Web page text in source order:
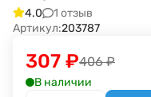
4.0
1 отзыв
Артикул:203787
406 ₽
307 ₽
В наличии